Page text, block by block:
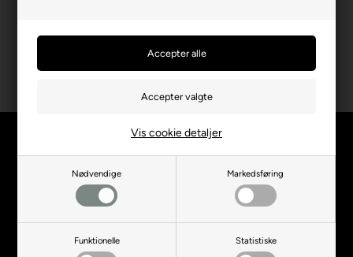
Nødvendige Markedsføring
Funktionelle Statistiske
Vis cookie detaljer
Dartpilen
Sognevejen 18
Information